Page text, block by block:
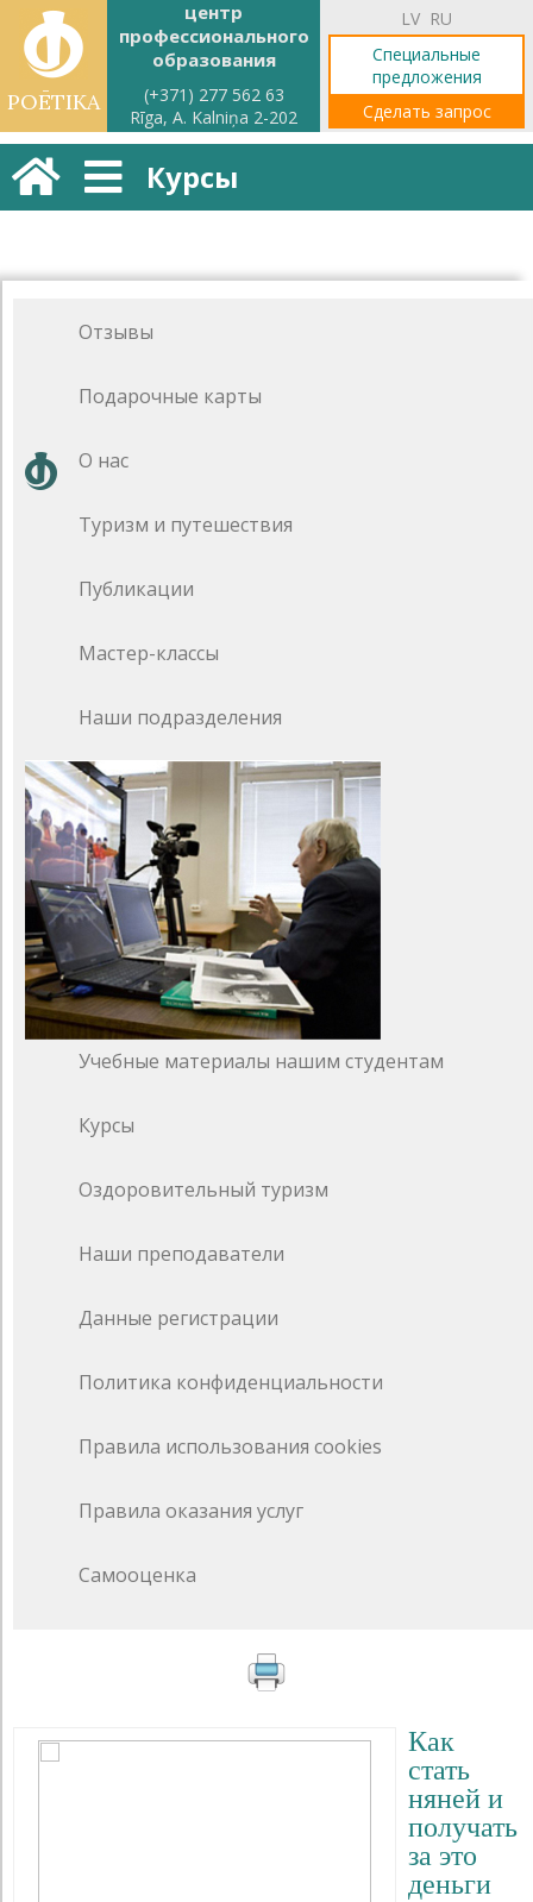
POĒTIKA
центр
профессионального
образования
(+371) 277 562 63
Rīga, A. Kalniņa 2-202
LV RU
Специальные
предложения
Сделать запрос
Курсы
Отзывы
Подарочные карты
О нас
Туризм и путешествия
Публикации
Мастер-классы
Наши подразделения
Учебные материалы нашим студентам
Курсы
Оздоровительный туризм
Наши преподаватели
Данные регистрации
Политика конфиденциальности
Правила использования cookies
Правила оказания услуг
Самооценка
Как
стать
няней и
получать
за это
деньги